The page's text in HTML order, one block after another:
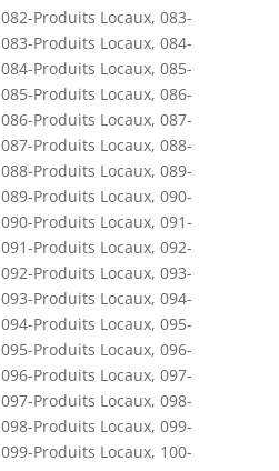
082-Produits Locaux, 083-
083-Produits Locaux, 084-
084-Produits Locaux, 085-
085-Produits Locaux, 086-
086-Produits Locaux, 087-
087-Produits Locaux, 088-
088-Produits Locaux, 089-
089-Produits Locaux, 090-
090-Produits Locaux, 091-
091-Produits Locaux, 092-
092-Produits Locaux, 093-
093-Produits Locaux, 094-
094-Produits Locaux, 095-
095-Produits Locaux, 096-
096-Produits Locaux, 097-
097-Produits Locaux, 098-
098-Produits Locaux, 099-
099-Produits Locaux, 100-